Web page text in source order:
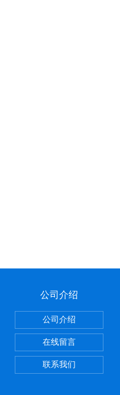
公司介绍
公司介绍
在线留言
联系我们